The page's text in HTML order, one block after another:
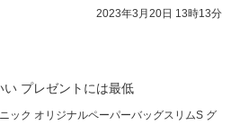
2023年3月20日 13時13分
い プレゼントには最低
ック オリジナルペーパーバッグスリムS グ